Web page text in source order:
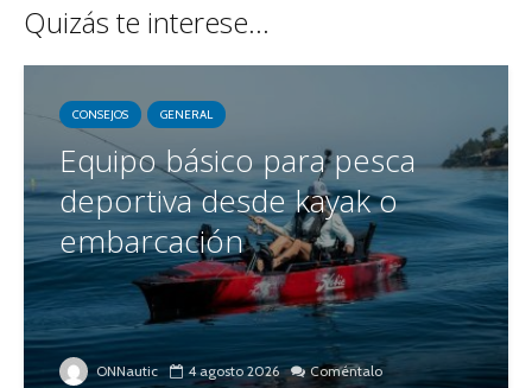
Quizás te interese...
CONSEJOS GENERAL
Equipo básico para pesca
deportiva desde kayak o
embarcación
ONNautic 4 agosto 2026 Coméntalo